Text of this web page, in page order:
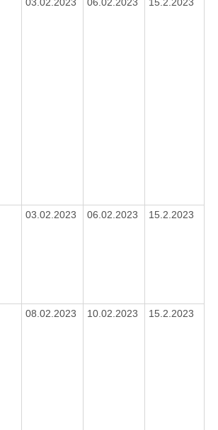
03.02.2023 06.02.2023 15.2.2023
08.02.2023 10.02.2023 15.2.2023